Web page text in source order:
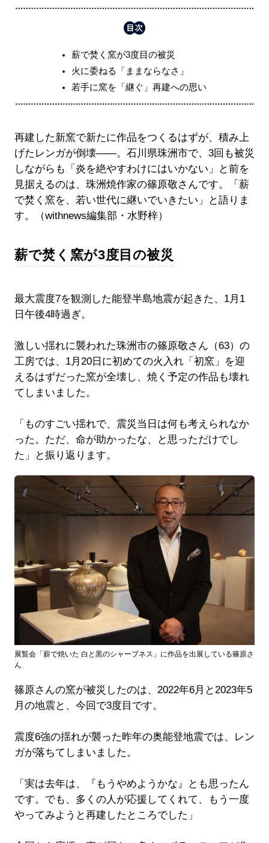
薪で焚く窯が3度目の被災
火に委ねる「ままならなさ」
若手に窯を「継ぐ」再建への思い
再建した新窯で新たに作品をつくるはずが、積み上
げたレンガが倒壊――。石川県珠洲市で、3回も被災
しながらも「炎を絶やすわけにはいかない」と前を
見据えるのは、珠洲焼作家の篠原敬さんです。「薪
で焚く窯を、若い世代に継いでいきたい」と語りま
す。（withnews編集部・水野梓）
薪で焚く窯が3度目の被災
最大震度7を観測した能登半島地震が起きた、1月1
日午後4時過ぎ。
激しい揺れに襲われた珠洲市の篠原敬さん（63）の
工房では、1月20日に初めての火入れ「初窯」を迎
えるはずだった窯が全壊し、焼く予定の作品も壊れ
てしまいました。
「ものすごい揺れで、震災当日は何も考えられなか
った。ただ、命が助かったな、と思っただけでし
た」と振り返ります。
展覧会「薪で焼いた 白と黒のシャープネス」に作品を出展している篠原さ
ん
篠原さんの窯が被災したのは、2022年6月と2023年5
月の地震と、今回で3度目です。
震度6強の揺れが襲った昨年の奥能登地震では、レン
ガが落ちてしまいました。
「実は去年は、『もうやめようかな』とも思ったん
です。でも、多くの人が応援してくれて、もう一度
やってみようと再建したところでした」